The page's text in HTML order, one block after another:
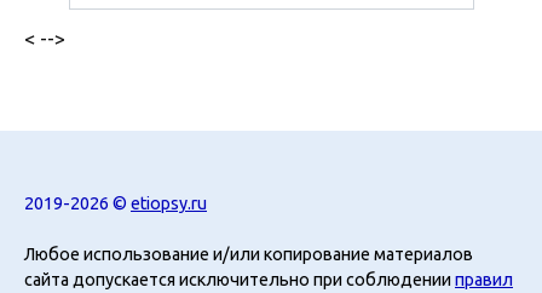
< -->
2019-2026 © etiopsy.ru
Любое использование и/или копирование материалов
сайта допускается исключительно при соблюденииправил